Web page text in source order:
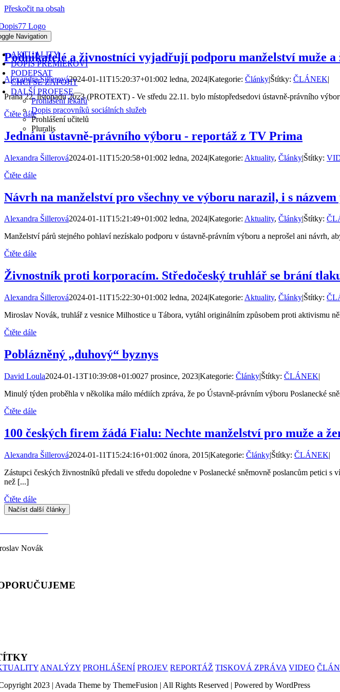
Přeskočit na obsah
Navigation
AKTUALITY
DOPIS PREMIÉROVI
PODEPSAT
CHCI SE ZAPOJIT
DALŠÍ PROFESE
Prohlášení lékařů
Dopis pracovníků sociálních služeb
Prohlášení učitelů
Pluralis
PODPORU MANŽELSTVÍ
VZTAHU MUŽE A ŽENY
Podnikatelé a živnostníci vyjadřují podporu manželství muže a
Alexandra Šillerová2024-01-11T15:20:37+01:002 ledna, 2024|Kategorie: Články|Štítky: ČLÁNEK|
Praha 22. listopadu 2023 (PROTEXT) - Ve středu 22.11. bylo místopředsedovi ústavně-právního
Čtěte dále
Jednání ústavně-právního výboru - reportáž z TV Prima
Alexandra Šillerová2024-01-11T15:20:58+01:002 ledna, 2024|Kategorie: Aktuality, Články|Štítky:
Čtěte dále
Návrh na manželství pro všechny ve výboru narazil, i s
Alexandra Šillerová2024-01-11T15:21:49+01:002 ledna, 2024|Kategorie: Aktuality, Články|Štítky:
Manželství párů stejného pohlaví nezískalo podporu v ústavně-právním výboru a neprošel ani návrh,
Čtěte dále
Živnostník proti korporacím. Středočeský truhlář se brání
Alexandra Šillerová2024-01-11T15:22:30+01:002 ledna, 2024|Kategorie: Aktuality, Články|Štítky:
Miroslav Novák, truhlář z vesnice Milhostice u Tábora, vytáhl originálním způsobem proti aktivismu
Čtěte dále
Poblázněný „duhový“ byznys
David Loula2024-01-13T10:39:08+01:0027 prosince, 2023|Kategorie: Články|Štítky: ČLÁNEK|
Minulý týden proběhla v několika málo médiích zpráva, že po Ústavně-právním výboru Poslanecké
Čtěte dále
100 českých firem žádá Fialu: Nechte manželství pro muže a
Alexandra Šillerová2024-01-11T15:24:16+01:002 února, 2015|Kategorie: Články|Štítky: ČLÁNEK|
Zástupci českých živnostníků předali ve středu dopoledne v Poslanecké sněmovně poslancům petici
než [...]
Čtěte dále
Načíst další články
Novák
ANALÝZY PROHLÁŠENÍ PROJEV REPORTÁŽ TISKOVÁ ZPRÁVA VIDEO
2023 | Avada Theme by ThemeFusion | All Rights Reserved | Powered by WordPress